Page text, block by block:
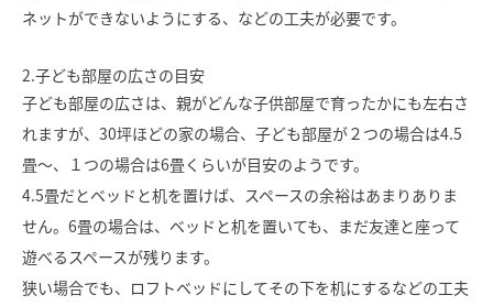
ネットができないようにする、などの工夫が必要です。
2.子ども部屋の広さの目安
子ども部屋の広さは、親がどんな子供部屋で育ったかにも左右さ
れますが、30坪ほどの家の場合、子ども部屋が２つの場合は4.5
畳～、１つの場合は6畳くらいが目安のようです。
4.5畳だとベッドと机を置けば、スペースの余裕はあまりありま
せん。6畳の場合は、ベッドと机を置いても、まだ友達と座って
遊べるスペースが残ります。
狭い場合でも、ロフトベッドにしてその下を机にするなどの工夫